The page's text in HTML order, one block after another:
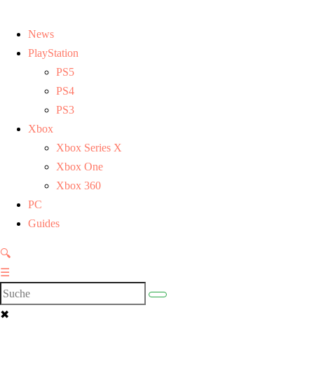
News
PlayStation
PS5
PS4
PS3
Xbox
Xbox Series X
Xbox One
Xbox 360
PC
Guides
🔍
☰
✖